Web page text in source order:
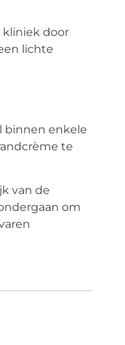
kliniek door
lichte
binnen enkele
te
van de
om